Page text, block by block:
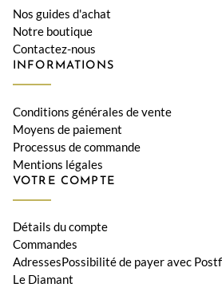
Nos guides d'achat
Notre boutique
Contactez-nous
INFORMATIONS
Conditions générales de vente
Moyens de paiement
Processus de commande
Mentions légales
VOTRE COMPTE
Détails du compte
Commandes
AdressesPossibilité de payer avec
Le Diamant